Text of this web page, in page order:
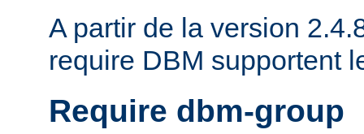
A partir de la version
require DBM supportent
Require dbm-group